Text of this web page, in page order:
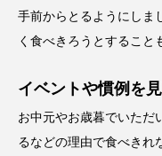
手前からとるようにしま
く食べきろうとすること
イベントや慣例を
お中元やお歳暮でいただ
るなどの理由で食べきれ